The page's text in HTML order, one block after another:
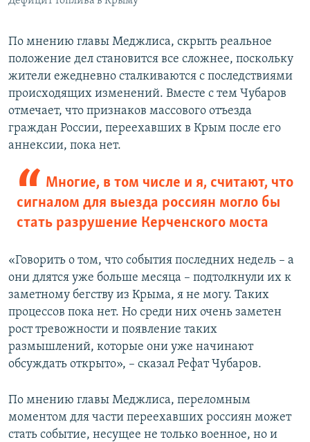
По мнению главы Меджлиса, скрыть реальное
положение дел становится все сложнее, поскольку
жители ежедневно сталкиваются с последствиями
происходящих изменений. Вместе с тем Чубаров
отмечает, что признаков массового отъезда
граждан России, переехавших в Крым после его
аннексии, пока нет.
Многие, в том числе и я, считают, что
сигналом для выезда россиян могло бы
стать разрушение Керченского моста
«Говорить о том, что события последних недель – а
они длятся уже больше месяца – подтолкнули их к
заметному бегству из Крыма, я не могу. Таких
процессов пока нет. Но среди них очень заметен
рост тревожности и появление таких
размышлений, которые они уже начинают
обсуждать открыто», – сказал Рефат Чубаров.
По мнению главы Меджлиса, переломным
моментом для части переехавших россиян может
стать событие, несущее не только военное, но и